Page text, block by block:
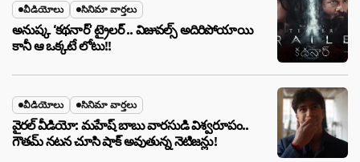
వీడియోలు సినిమా వార్తలు
అనుష్క ‘కథనార్’ ట్రైలర్ .. విజువల్స్ అదిరిపోయాయి
కానీ ఆ ఒక్కటే లోటు!!
వీడియోలు సినిమా వార్తలు
వైరల్ వీడియో: మహేష్ బాబు వారసుడి విశ్వరూపం..
గౌతమ్ నటన చూసి షాక్ అవుతున్న నెటిజన్లు!